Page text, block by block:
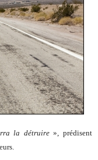
la détruire», prédisent